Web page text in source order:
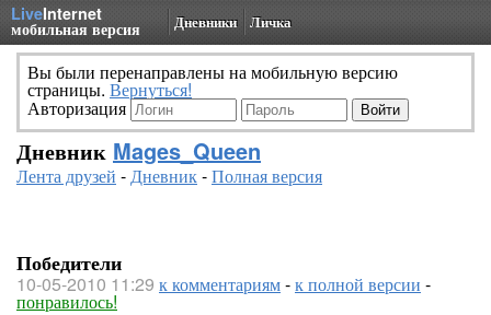
LiveInternet
мобильная версия Дневники Личка
Вы были перенаправлены на мобильную версию
страницы. Вернуться!
Авторизация
Дневник Mages_Queen
Лента друзей -Дневник-Полная версия
Победители
10-05-2010 11:29 к комментариям-к полной версии -
понравилось!